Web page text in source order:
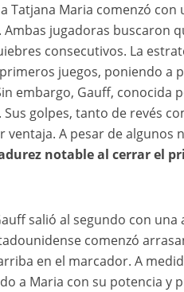
Tatjana Maria comenzó
jugadoras buscaron
consecutivos. La
juegos, poniendo a
embargo, Gauff, conocida
golpes, tanto de revés
A pesar de algunos
notable al cerrar el
salió al segundo con
comenzó
en el marcador. A
a Maria con su potencia y